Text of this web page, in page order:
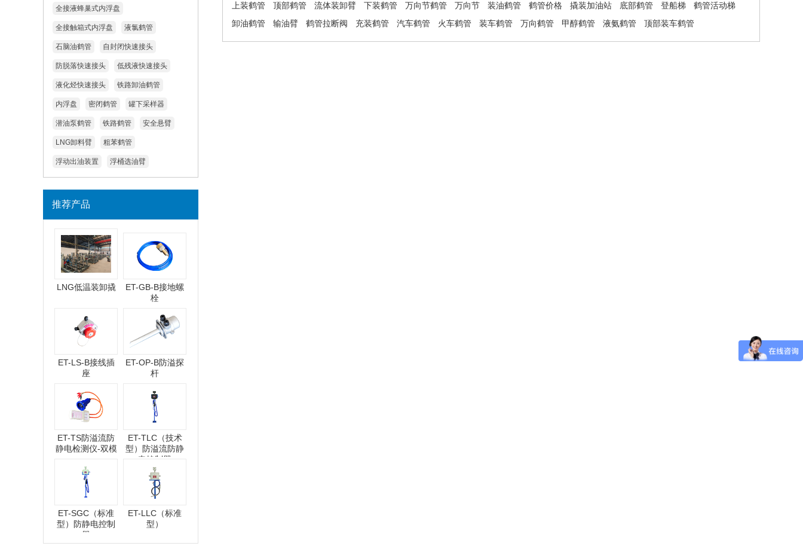
全接液蜂巢式内浮盘
全接触箱式内浮盘 液氯鹤管
石脑油鹤管 自封闭快速接头
防脱落快速接头 低残液快速接头
液化烃快速接头 铁路卸油鹤管
内浮盘 密闭鹤管 罐下采样器
潜油泵鹤管 铁路鹤管 安全悬臂
LNG卸料臂 粗苯鹤管
浮动出油装置 浮桶选油臂
推荐产品
LNG低温装卸撬
ET-GB-B接地螺
栓
ET-LS-B接线插
座
ET-OP-B防溢探
杆
ET-TS防溢流防
静电检测仪-双模
ET-TLC（技术
型）防溢流防静
电控制器
ET-SGC（标准
型）防静电控制
器
ET-LLC（标准
型）
上装鹤管
顶部鹤管 流体装卸臂 下装鹤管 万向节鹤管 万向节 装油鹤管 鹤管价格 撬装加油站 底部鹤管 登船梯
鹤管活动梯
卸油鹤管
输油臂 鹤管拉断阀 充装鹤管 汽车鹤管 火车鹤管 装车鹤管 万向鹤管 甲醇鹤管 液氨鹤管 顶部装车鹤管